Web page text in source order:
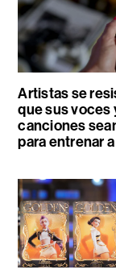
Artistas se
que sus voces
canciones
para entrenar